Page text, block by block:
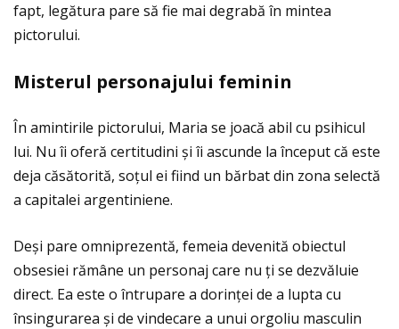
fapt, legătura pare să fie mai degrabă în mintea
pictorului.
Misterul personajului feminin
În amintirile pictorului, Maria se joacă abil cu psihicul
lui. Nu îi oferă certitudini și îi ascunde la început că este
deja căsătorită, soţul ei fiind un bărbat din zona selectă
a capitalei argentiniene.
Deși pare omniprezentă, femeia devenită obiectul
obsesiei rămâne un personaj care nu ţi se dezvăluie
direct. Ea este o întrupare a dorinţei de a lupta cu
însingurarea și de vindecare a unui orgoliu masculin